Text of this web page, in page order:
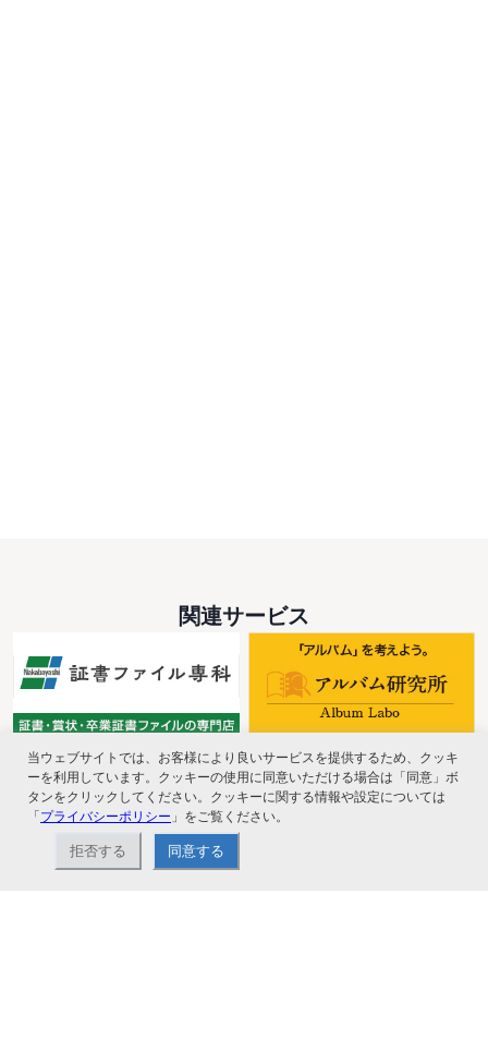
関連サービス
当ウェブサイトでは、お客様により良いサービスを提供するため、クッキ
ーを利用しています。クッキーの使用に同意いただける場合は「同意」ボ
タンをクリックしてください。クッキーに関する情報や設定については
「プライバシーポリシー 」をご覧ください。
拒否する 同意する